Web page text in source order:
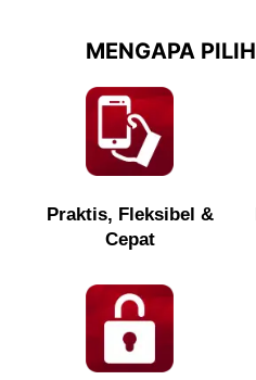
MENGAPA
Praktis, Fleksibel &
Cepat